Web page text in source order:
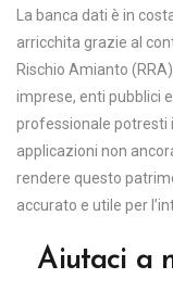
La banca dati è in
arricchita grazie al
Rischio Amianto
imprese, enti pubblici
professionale potresti
applicazioni non
rendere questo
accurato e utile per
Aiutaci a